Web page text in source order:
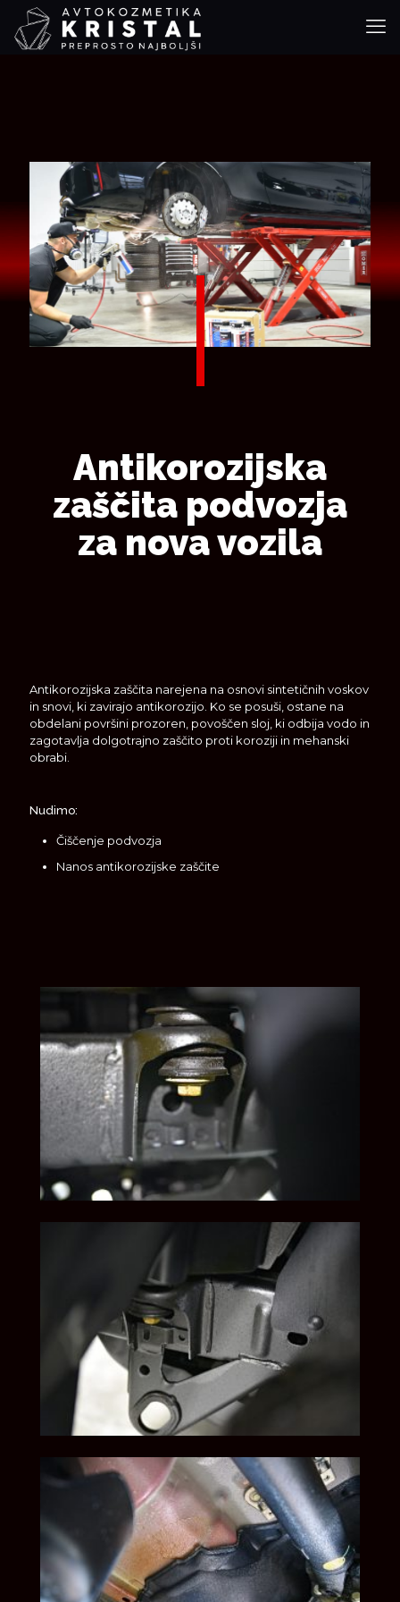
Antikorozijska
zaščita podvozja
za nova vozila
Antikorozijska zaščita narejena na osnovi sintetičnih voskov
in snovi, ki zavirajo antikorozijo. Ko se posuši, ostane na
obdelani površini prozoren, povoščen sloj, ki odbija vodo in
zagotavlja dolgotrajno zaščito proti koroziji in mehanski
obrabi.
Nudimo:
Čiščenje podvozja
Nanos antikorozijske zaščite